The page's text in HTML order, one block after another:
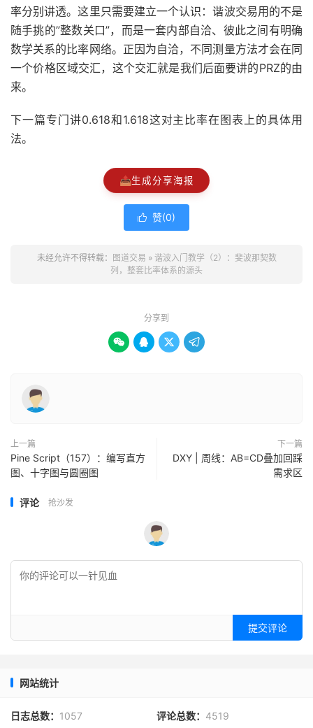
率分别讲透。这里只需要建立一个认识：谐波交易用的不是
随手挑的”整数关口”，而是一套内部自洽、彼此之间有明确
数学关系的比率网络。正因为自洽，不同测量方法才会在同
一个价格区域交汇，这个交汇就是我们后面要讲的PRZ的由
来。
下一篇专门讲0.618和1.618这对主比率在图表上的具体用
法。
📤生成分享海报
 赞(0)
未经允许不得转载： 图道交易 » 谐波入门教学（2）：斐波那契数
列，整套比率体系的源头
分享到
   
上一篇
Pine Script（157）：编写直方
图、十字图与圆圈图
下一篇
DXY | 周线：AB=CD叠加回踩
需求区
评论 抢沙发
提交评论
网站统计
日志总数： 1057 评论总数： 4519